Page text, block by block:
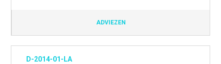
luchthaveninstallaties en het voorontwerp van wet houdende
ADVIEZEN
D-2014-01-LA